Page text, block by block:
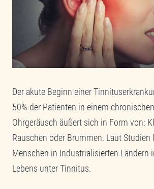
Der akute Beginn einer
50% der Patienten in einem
Ohrgeräusch äußert sich in Form von:
Rauschen oder Brummen. Laut Studien
Menschen in Industrialisierten Ländern
Lebens unter Tinnitus.